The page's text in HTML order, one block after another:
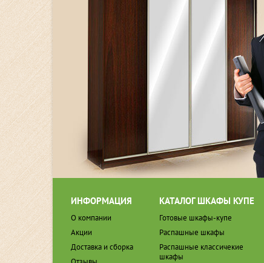
ИНФОРМАЦИЯ
О компании
Акции
Доставка и сборка
КАТАЛОГ ШКАФЫ КУПЕ
Готовые шкафы-купе
Распашные шкафы
Распашные классичекие
шкафы